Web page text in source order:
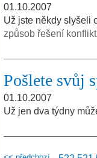
01.10.2007
Už jste někdy slyšeli
způsob řešení
Pošlete svůj
01.10.2007
Už jen dva týdny